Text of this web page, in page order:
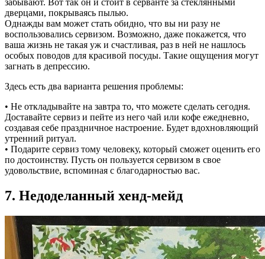
дверцами, покрываясь пылью.
Однажды вам может стать обидно, что вы ни разу не
воспользовались сервизом. Возможно, даже покажется, что
ваша жизнь не такая уж и счастливая, раз в ней не нашлось
особых поводов для красивой посуды. Такие ощущения могут
загнать в депрессию.
Здесь есть два варианта решения проблемы:
• Не откладывайте на завтра то, что можете сделать сегодня.
Доставайте сервиз и пейте из него чай или кофе ежедневно,
создавая себе праздничное настроение. Будет вдохновляющий
утренний ритуал.
• Подарите сервиз тому человеку, который сможет оценить его
по достоинству. Пусть он пользуется сервизом в свое
удовольствие, вспоминая с благодарностью вас.
7. Недоделанный хенд-мейд